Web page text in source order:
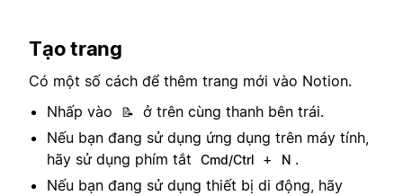
Tạo trang
Có một số cách để thêm trang mới vào Notion.
Nhấp vào
📝
ở trên cùng thanh bên trái.
Nếu bạn đang sử dụng ứng dụng trên máy tính,
hãy sử dụng phím tắt
Cmd/Ctrl + N .
Nếu bạn đang sử dụng thiết bị di động, hãy